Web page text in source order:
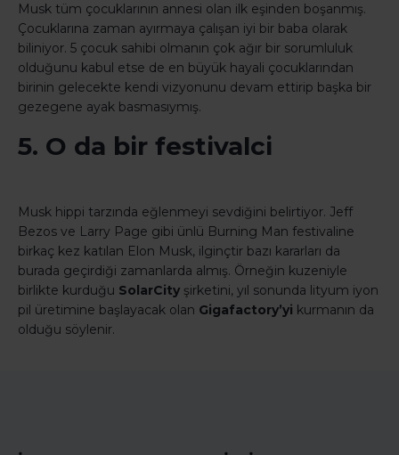
Musk tüm çocuklarının annesi olan ilk eşinden boşanmış.
Çocuklarına zaman ayırmaya çalışan iyi bir baba olarak
biliniyor. 5 çocuk sahibi olmanın çok ağır bir sorumluluk
olduğunu kabul etse de en büyük hayali çocuklarından
birinin gelecekte kendi vizyonunu devam ettirip başka bir
gezegene ayak basmasıymış.
5. O da bir festivalci
Musk hippi tarzında eğlenmeyi sevdiğini belirtiyor. Jeff
Bezos ve Larry Page gibi ünlü Burning Man festivaline
birkaç kez katılan Elon Musk, ilginçtir bazı kararları da
burada geçirdiği zamanlarda almış. Örneğin kuzeniyle
birlikte kurduğu SolarCity şirketini, yıl sonunda lityum iyon
pil üretimine başlayacak olan Gigafactory’yi kurmanın da
olduğu söylenir.